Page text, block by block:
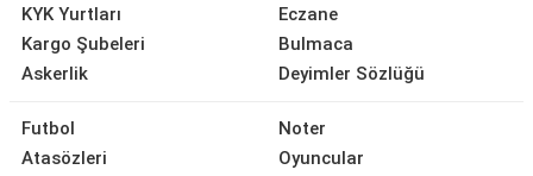
KYK Yurtları
Kargo Şubeleri
Askerlik
Eczane
Bulmaca
Deyimler Sözlüğü
Futbol
Atasözleri
Noter
Oyuncular